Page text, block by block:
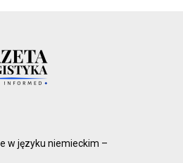
w języku niemieckim –